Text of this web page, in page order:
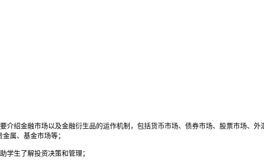
介绍金融市场以及金融衍生品的运作机制，包括货币市场、债券市场、股票市场、外汇
金属、基金市场等；
学生了解投资决策和管理；